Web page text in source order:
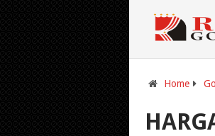
Home